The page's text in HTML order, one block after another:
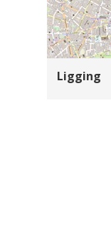
Ligging